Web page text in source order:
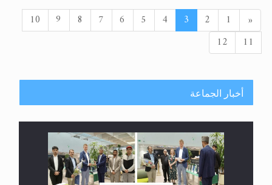
« السابق1
2
3
4
5
6
7
8
9
10
11
12
أخبار الجماعة